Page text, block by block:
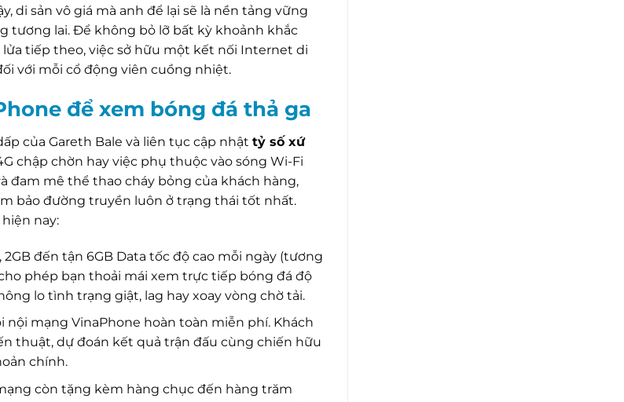
di sản vô giá mà anh để lại sẽ là nền tảng vững
tương lai. Để không bỏ lỡ bất kỳ khoảnh khắc
tiếp theo, việc sở hữu một kết nối Internet di
với mỗi cổ động viên cuồng nhiệt.
để xem bóng đá thả ga
của Gareth Bale và liên tục cập nhật tỷ số xứ
chập chờn hay việc phụ thuộc vào sóng Wi-Fi
đam mê thể thao cháy bỏng của khách hàng,
bảo đường truyền luôn ở trạng thái tốt nhất.
nay:
đến tận 6GB Data tốc độ cao mỗi ngày (tương
phép bạn thoải mái xem trực tiếp bóng đá độ
lo tình trạng giật, lag hay xoay vòng chờ tải.
mạng VinaPhone hoàn toàn miễn phí. Khách
thuật, dự đoán kết quả trận đấu cùng chiến hữu
chính.
còn tặng kèm hàng chục đến hàng trăm